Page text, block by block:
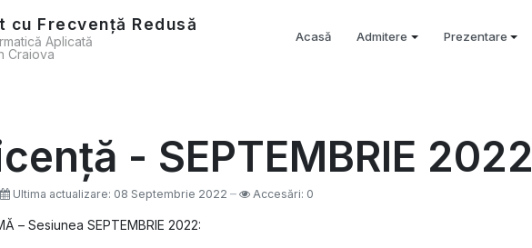
cu Frecvență Redusă
Aplicată
Craiova
Acasă Admitere Prezentare
- SEPTEMBRIE 2022
Ultima actualizare: 08 Septembrie 2022 Accesări: 0
– Sesiunea SEPTEMBRIE 2022: